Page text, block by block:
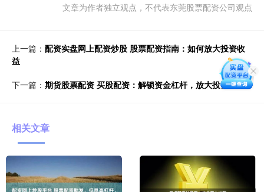
文章为作者独立观点，不代表东莞股票配资公司观点
上一篇： 配资实盘网上配资炒股 股票配资指南：如何放大投资收
益
下一篇： 期货股票配资 买股配资：解锁资金杠杆，放大投资收益
相关文章